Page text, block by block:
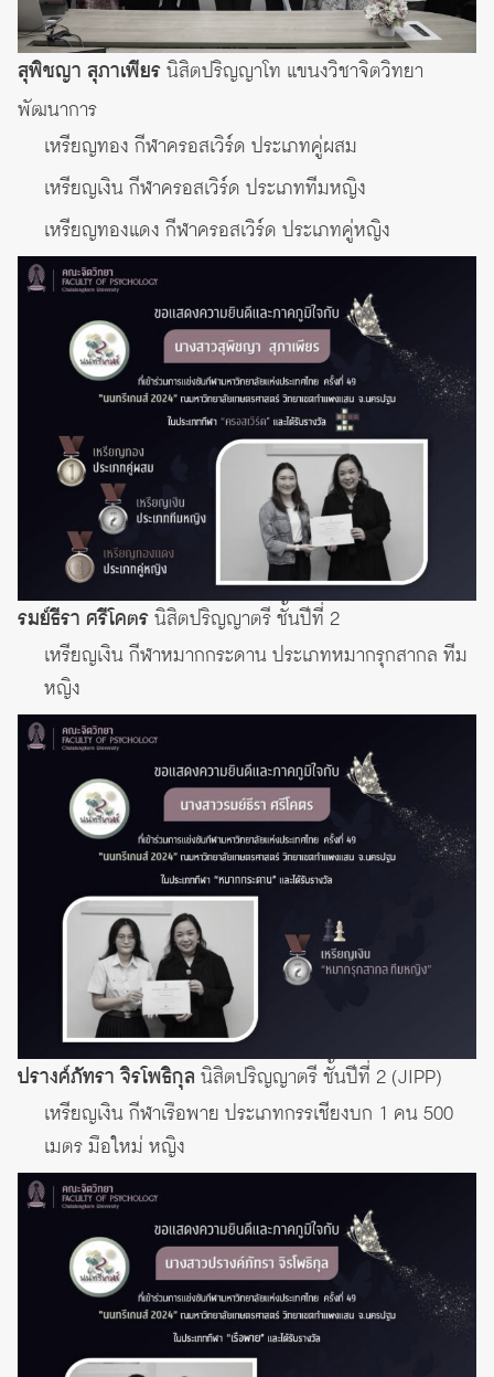
สุพิชญา สุภาเพียรนิสิตปริญญาโท แขนงวิชาจิตวิทยา
พัฒนาการ
เหรียญทอง กีฬาครอสเวิร์ด ประเภทคู่ผสม
เหรียญเงิน กีฬาครอสเวิร์ด ประเภททีมหญิง
เหรียญทองแดง กีฬาครอสเวิร์ด ประเภทคู่หญิง
รมย์ธีรา ศรีโคตรนิสิตปริญญาตรี ชั้นปีที่ 2
เหรียญเงิน กีฬาหมากกระดาน ประเภทหมากรุกสากล ทีม
หญิง
ปรางค์ภัทรา จิรโพธิกุล นิสิตปริญญาตรี ชั้นปีที่ 2 (JIPP)
เหรียญเงิน กีฬาเรือพาย ประเภทกรรเชียงบก 1 คน 500
เมตร มือใหม่ หญิง